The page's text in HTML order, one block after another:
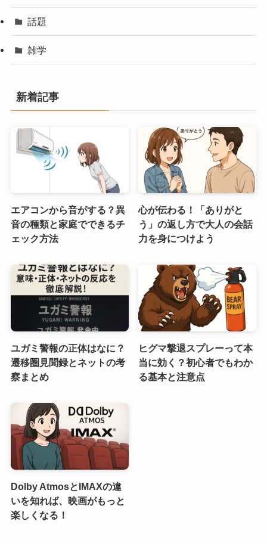
話題
雑学
新着記事
エアコンから音がする？異
音の種類と家庭でできるチ
ェック方法
心が伝わる！「ありがと
う」の返し方で大人の会話
力を身につけよう
ユガミ警報の正体はなに？
遷移圏見聞録とネットの考
察まとめ
ヒグマ撃退スプレーって本
当に効く？初心者でもわか
る基本と注意点
Dolby AtmosとIMAXの違
いを知れば、映画がもっと
楽しくなる！